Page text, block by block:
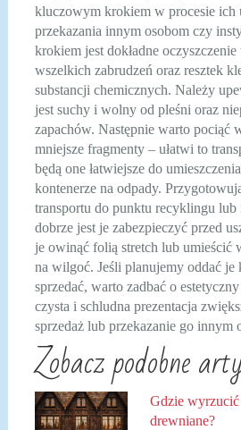
kluczowym krokiem w procesie ich
przekazania innym osobom czy
krokiem jest dokładne
wszelkich zabrudzeń oraz resztek
substancji chemicznych. Należy
jest suchy i wolny od pleśni oraz
zapachów. Następnie warto pociąć
mniejsze fragmenty – ułatwi to
będą one łatwiejsze do
kontenerze na odpady.
transportu do punktu recyklingu
dobrze jest je zabezpieczyć przed
je owinąć folią stretch lub umieścić
na wilgoć. Jeśli planujemy oddać je
sprzedać, warto zadbać o
czysta i schludna prezentacja
sprzedaż lub przekazanie go innym
Zobacz podobne
Gdzie wyrzucić
drewniane?